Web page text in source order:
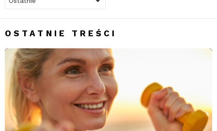
OSTATNIE TREŚCI